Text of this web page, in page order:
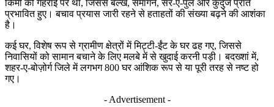
किमी की गहराई पर था, जिससे बल्ख, समांगन, सर-ए-पुल और कुंदुज प्रांत
प्रभावित हुए। बचाव प्रयास जारी रहने से हताहतों की संख्या बढ़ने की आशंका
है।
कई घर, विशेष रूप से ग्रामीण क्षेत्रों में मिट्टी-ईंट के घर ढह गए, जिससे
निवासियों को सामान बचाने के लिए मलबे में से खुदाई करनी पड़ी। बदख्शां में,
शहर-ए-बोज़ोर्ग जिले में लगभग 800 घर आंशिक रूप से या पूरी तरह से नष्ट हो
गए।
- Advertisement -